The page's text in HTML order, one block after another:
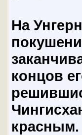
На
концов
красным.